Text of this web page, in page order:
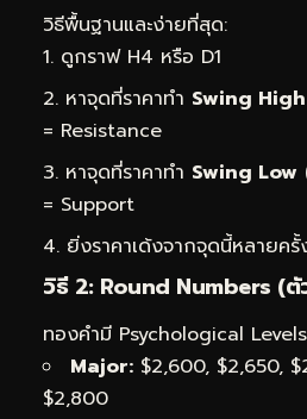
วิธีพื้นฐานและง่ายที่สุด:
ดูกราฟ H4 หรือ D1
หาจุดที่ราคาทำ Swing High
= Resistance
หาจุดที่ราคาทำ Swing Low
= Support
ยิ่งราคาเด้งจากจุดนี้หลายค
วิธี 2: Round Numbers (ตั
ทองคำมี Psychological
Major: $2,600, $2,650,
$2,800